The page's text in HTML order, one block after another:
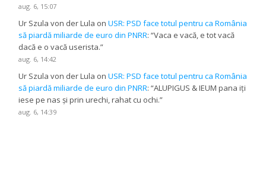
aug. 6, 15:07
Ur Szula von der Lula onUSR: PSD face totul pentru ca România
să piardă miliarde de euro din PNRR: “Vaca e vacă, e tot vacă
dacă e o vacă userista.”
aug. 6, 14:42
Ur Szula von der Lula onUSR: PSD face totul pentru ca România
să piardă miliarde de euro din PNRR: “ALUPIGUS & IEUM pana iți
iese pe nas și prin urechi, rahat cu ochi.”
aug. 6, 14:39